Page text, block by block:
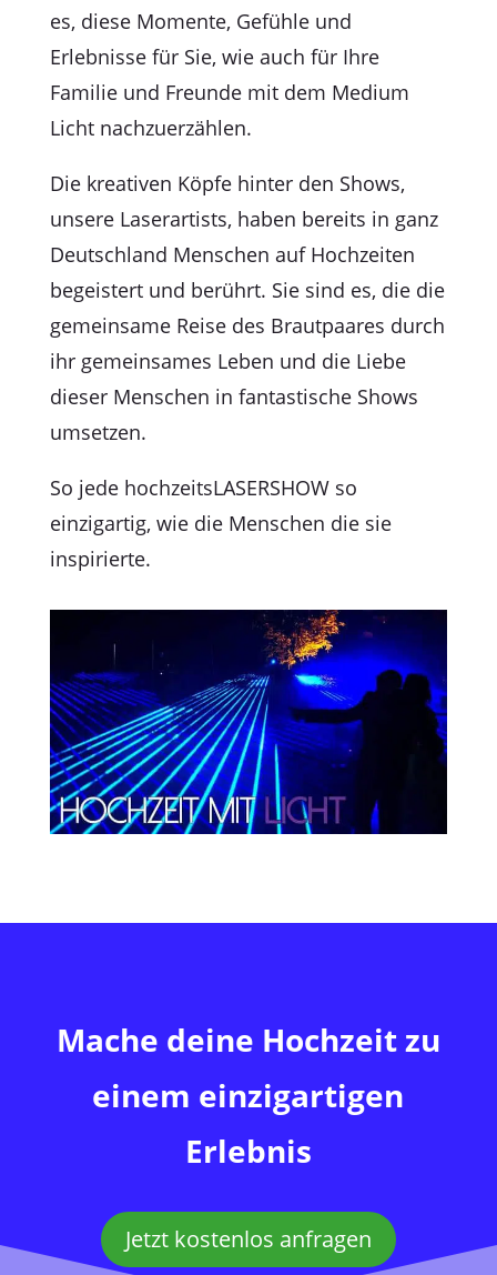
es, diese Momente, Gefühle und
Erlebnisse für Sie, wie auch für Ihre
Familie und Freunde mit dem Medium
Licht nachzuerzählen.
Die kreativen Köpfe hinter den Shows,
unsere Laserartists, haben bereits in ganz
Deutschland Menschen auf Hochzeiten
begeistert und berührt. Sie sind es, die die
gemeinsame Reise des Brautpaares durch
ihr gemeinsames Leben und die Liebe
dieser Menschen in fantastische Shows
umsetzen.
So jede hochzeitsLASERSHOW so
einzigartig, wie die Menschen die sie
inspirierte.
Mache deine Hochzeit zu
einem einzigartigen
Erlebnis
Jetzt kostenlos anfragen